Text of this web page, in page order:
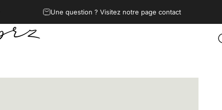
Une question ? Visitez notre page contact